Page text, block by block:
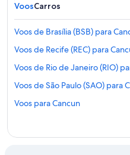
VoosCarros
Voos de Brasília (BSB) para
Voos de Recife (REC) para
Voos de Rio de Janeiro (RIO)
Voos de São Paulo (SAO) para
Voos para Cancun